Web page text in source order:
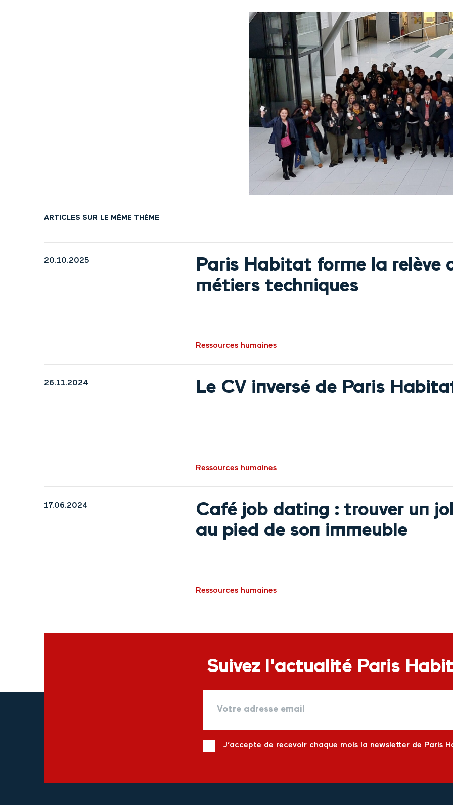
ARTICLES SUR LE MÊME THÈME
20.10.2025
Paris Habitat forme la relève
métiers techniques
Ressources humaines
26.11.2024 Le CV inversé de Paris
Ressources humaines
17.06.2024
Café job dating : trouver un
au pied de son immeuble
Ressources humaines
Suivez l'actualité Paris
J’accepte de recevoir chaque mois la newsletter de Paris